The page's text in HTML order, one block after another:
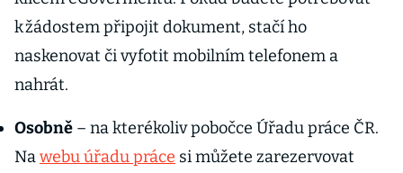
k žádostem připojit dokument, stačí ho
naskenovat či vyfotit mobilním telefonem a
nahrát.
Osobně – na kterékoliv pobočce Úřadu práce ČR.
Nawebu úřadu práce si můžete zarezervovat